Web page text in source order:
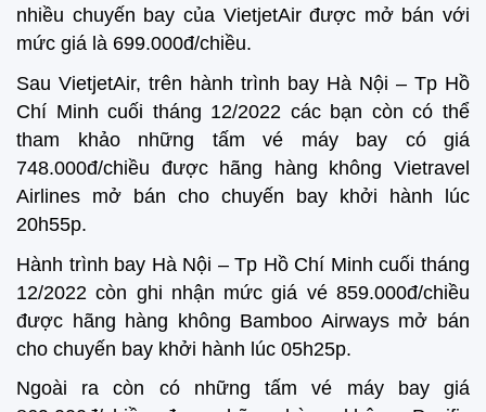
nhiều chuyến bay của VietjetAir được mở bán với
mức giá là 699.000đ/chiều.
Sau VietjetAir, trên hành trình bay Hà Nội – Tp Hồ
Chí Minh cuối tháng 12/2022 các bạn còn có thể
tham khảo những tấm vé máy bay có giá
748.000đ/chiều được hãng hàng không Vietravel
Airlines mở bán cho chuyến bay khởi hành lúc
20h55p.
Hành trình bay Hà Nội – Tp Hồ Chí Minh cuối tháng
12/2022 còn ghi nhận mức giá vé 859.000đ/chiều
được hãng hàng không Bamboo Airways mở bán
cho chuyến bay khởi hành lúc 05h25p.
Ngoài ra còn có những tấm vé máy bay giá